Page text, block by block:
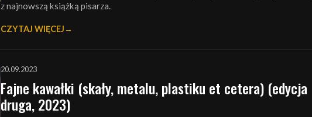
z najnowszą książką pisarza.
CZYTAJ WIĘCEJ
20.09.2023
Fajne kawałki (skały, metalu, plastiku et cetera) (edycja
druga, 2023)